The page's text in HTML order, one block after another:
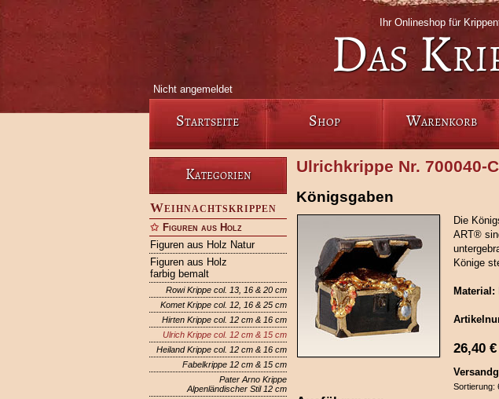
Ihr Onlineshop für
Das
Nicht angemeldet
Startseite Shop Warenkorb
Kategorien
Weihnachtskrippen
Figuren aus Holz
Figuren aus Holz Natur
Figuren aus Holz
farbig bemalt
Rowi Krippe col. 13, 16 & 20 cm
Komet Krippe col. 12, 16 & 25 cm
Hirten Krippe col. 12 cm & 16 cm
Ulrich Krippe col. 12 cm & 15 cm
Heiland Krippe col. 12 cm & 16 cm
Fabelkrippe 12 cm & 15 cm
Pater Arno Krippe
Alpenländischer Stil 12 cm
Ulrichkrippe Nr.
Königsgaben
Die
ART®
Könige
Material:
26,40 €
Sortierung: